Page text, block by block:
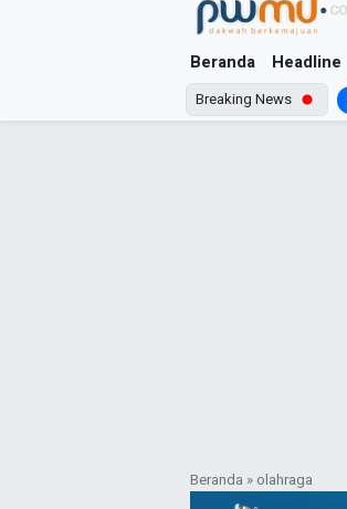
Beranda Headline
Breaking News
Beranda » olahraga